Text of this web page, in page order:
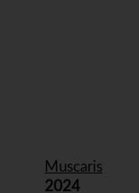
Muscaris
2024